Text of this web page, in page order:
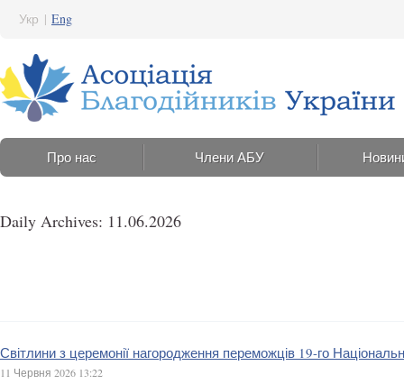
Укр | Eng
Про нас Члени АБУ
Daily Archives: 11.06.2026
Світлини з церемонії нагородження переможців 19-го
11 Червня 2026 13:22